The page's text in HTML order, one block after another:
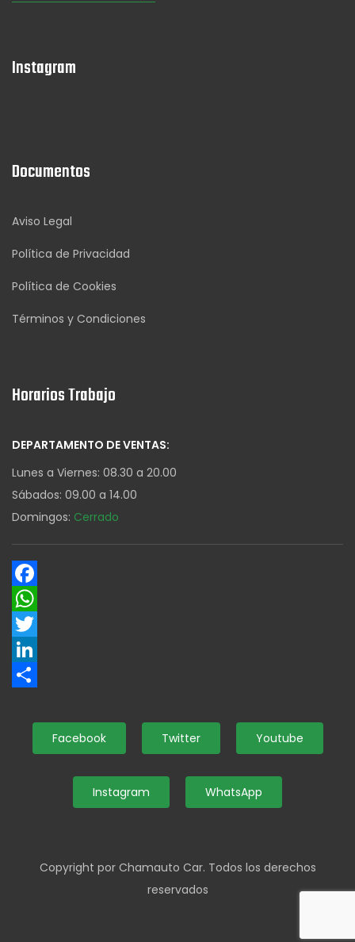
Instagram
Documentos
Aviso Legal
Política de Privacidad
Política de Cookies
Términos y Condiciones
Horarios Trabajo
DEPARTAMENTO DE VENTAS:
Lunes a Viernes: 08.30 a 20.00
Sábados: 09.00 a 14.00
Domingos: Cerrado
Facebook
WhatsApp
Twitter
LinkedIn
Facebook Twitter Youtube
Instagram WhatsApp
Copyright por Chamauto Car. Todos los derechos
reservados